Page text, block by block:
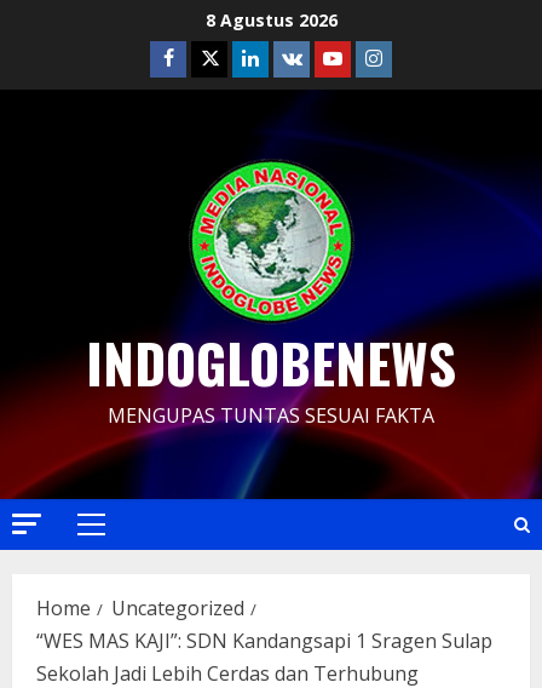
8 Agustus 2026
Facebook
TwitterLinkedin
VK YoutubeInstagram
INDOGLOBENEWS
MENGUPAS TUNTAS SESUAI FAKTA
Primary
Home
Uncategorized
“WES MAS KAJI”: SDN Kandangsapi 1 Sragen Sulap
Sekolah Jadi Lebih Cerdas dan Terhubung